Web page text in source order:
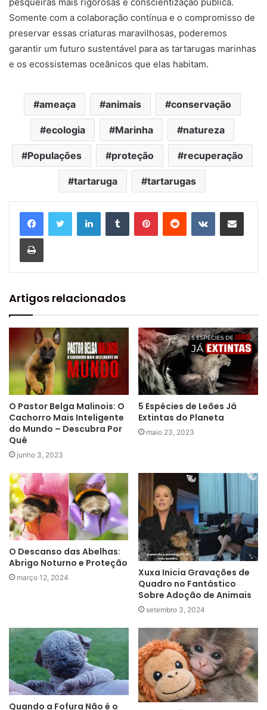
Somente com a colaboração contínua e o compromisso de
preservar essas criaturas maravilhosas, poderemos
garantir um futuro sustentável para as tartarugas marinhas
e os ecossistemas oceânicos que elas habitam.
ameaça animais conservação
ecologia Marinha natureza
Populações proteção recuperação
tartaruga tartarugas
Artigos relacionados
O Pastor Belga Malinois: O
Cachorro Mais Inteligente
do Mundo – Descubra Por
Quê
junho 3, 2023
5 Espécies de Leões Já
Extintas do Planeta
maio 23, 2023
O Descanso das Abelhas:
Abrigo Noturno e Proteção
março 12, 2024
Xuxa Inicia Gravações de
Quadro no Fantástico
Sobre Adoção de Animais
setembro 3, 2024
Quando a Fofura Não é o